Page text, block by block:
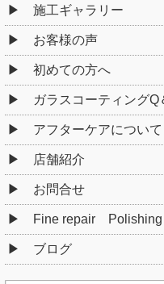
施工ギャラリー
お客様の声
初めての方へ
ガラスコーティングQ
アフターケアについて
店舗紹介
お問合せ
Fine repair Polishing
ブログ